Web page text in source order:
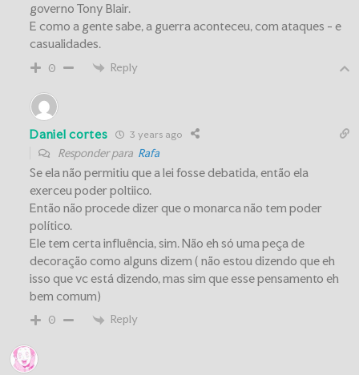
governo Tony Blair.
E como a gente sabe, a guerra aconteceu, com ataques - e
casualidades.
0 Reply
Daniel cortes 3 years ago
Responder para Rafa
Se ela não permitiu que a lei fosse debatida, então ela
exerceu poder poltiico.
Então não procede dizer que o monarca não tem poder
político.
Ele tem certa influência, sim. Não eh só uma peça de
decoração como alguns dizem ( não estou dizendo que eh
isso que vc está dizendo, mas sim que esse pensamento eh
bem comum)
0 Reply